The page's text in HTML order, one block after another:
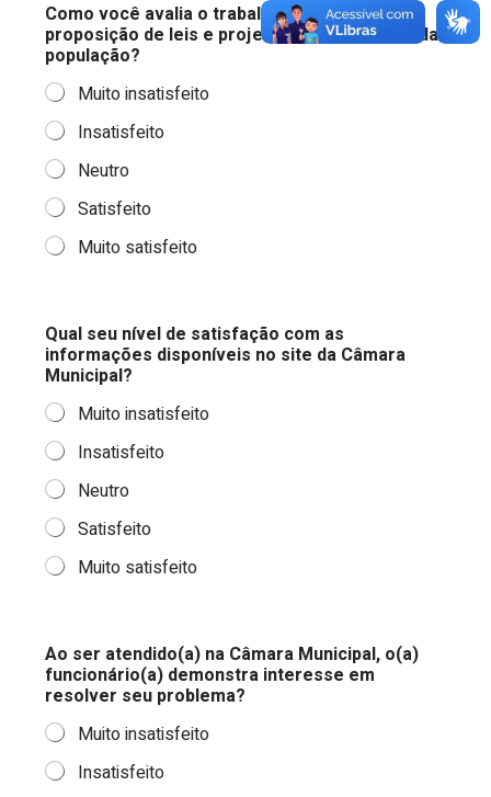
Como você avalia o trabalho dos vereador na
proposição de leis e projetos em benefícios da
população?
Muito insatisfeito
Insatisfeito
Neutro
Satisfeito
Muito satisfeito
Qual seu nível de satisfação com as
informações disponíveis no site da Câmara
Municipal?
Muito insatisfeito
Insatisfeito
Neutro
Satisfeito
Muito satisfeito
s
v
e
r
e
a
d
Ao ser atendido(a) na Câmara Municipal, o(a)
funcionário(a) demonstra interesse em
resolver seu problema?
Muito insatisfeito
Insatisfeito